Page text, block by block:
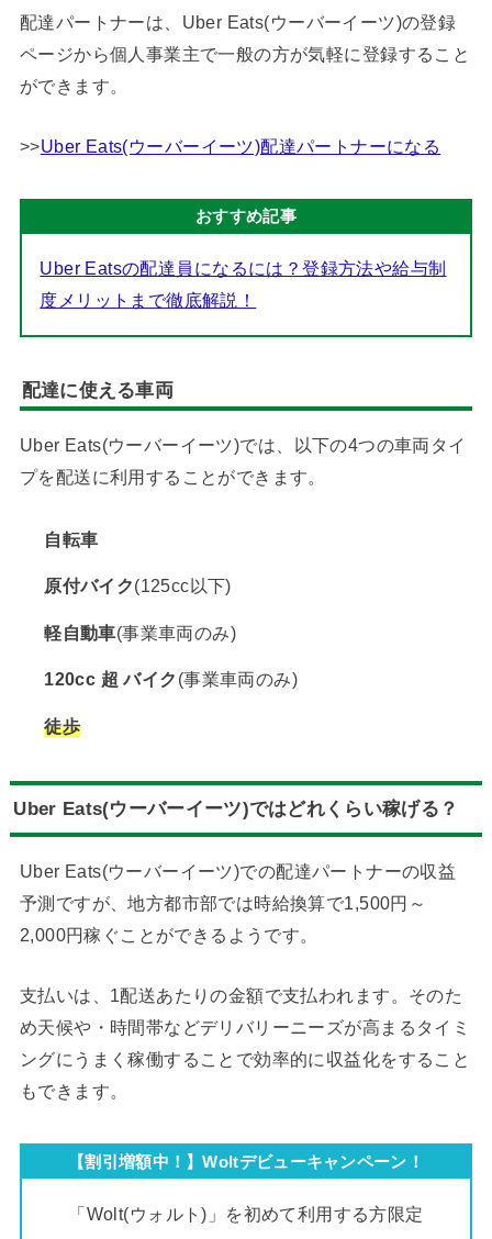
配達パートナーは、Uber Eats(ウーバーイーツ)の登録
ページから個人事業主で一般の方が気軽に登録すること
ができます。
>>Uber Eats(ウーバーイーツ)配達パートナーになる
おすすめ記事
Uber Eatsの配達員になるには？登録方法や給与制
度メリットまで徹底解説！
配達に使える車両
Uber Eats(ウーバーイーツ)では、以下の4つの車両タイ
プを配送に利用することができます。
自転車
原付バイク(125cc以下)
軽自動車(事業車両のみ)
120cc 超 バイク (事業車両のみ)
徒歩
Uber Eats(ウーバーイーツ)ではどれくらい稼げる？
Uber Eats(ウーバーイーツ)での配達パートナーの収益
予測ですが、地方都市部では時給換算で1,500円～
2,000円稼ぐことができるようです。
支払いは、1配送あたりの金額で支払われます。そのた
め天候や・時間帯などデリバリーニーズが高まるタイミ
ングにうまく稼働することで効率的に収益化をすること
もできます。
【割引増額中！】Woltデビューキャンペーン！
「Wolt(ウォルト)」を初めて利用する方限定